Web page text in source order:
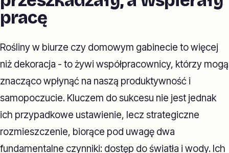
pracę
Rośliny w biurze czy domowym gabinecie to więcej
niż dekoracja - to żywi współpracownicy, którzy mogą
znacząco wpłynąć na naszą produktywność i
samopoczucie. Kluczem do sukcesu nie jest jednak
ich przypadkowe ustawienie, lecz strategiczne
rozmieszczenie, biorące pod uwagę dwa
fundamentalne czynniki: dostęp do światła i wody. Ich